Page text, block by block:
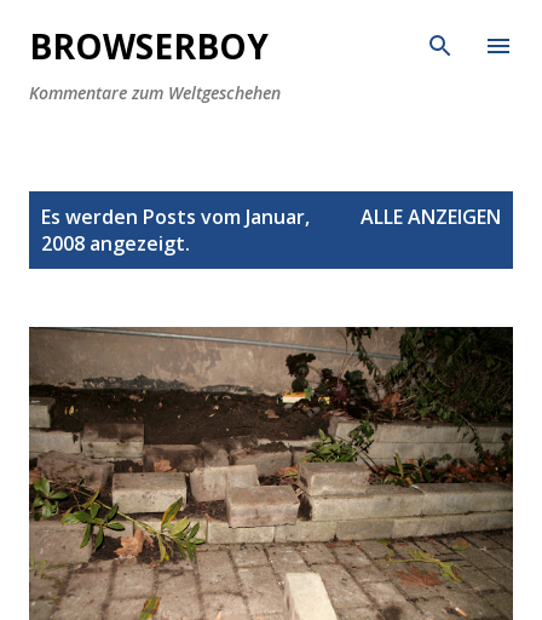
Direkt zum Hauptbereich
BROWSERBOY
Kommentare zum Weltgeschehen
Es werden Posts vom Januar,
2008 angezeigt.
ALLE ANZEIGEN